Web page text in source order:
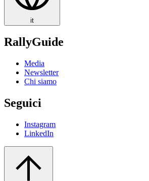
it
RallyGuide
Media
Newsletter
Chi siamo
Seguici
Instagram
LinkedIn